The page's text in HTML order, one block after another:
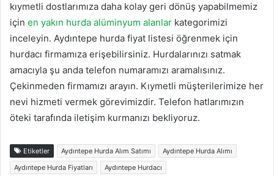
kıymetli dostlarımıza daha kolay geri dönüş yapabilmemiz
için en yakın hurda alüminyum alanlar kategorimizi
inceleyin. Aydıntepe hurda fiyat listesi öğrenmek için
hurdacı firmamıza erişebilirsiniz. Hurdalarınızı satmak
amacıyla şu anda telefon numaramızı aramalısınız.
Çekinmeden firmamızı arayın. Kıymetli müşterilerimize her
nevi hizmeti vermek görevimizdir. Telefon hatlarımızın
öteki tarafında iletişim kurmanızı bekliyoruz.
Etiketler Aydıntepe Hurda Alım Satımı
Aydıntepe Hurda Alımı
Aydıntepe Hurda Fiyatları
Aydıntepe Hurdacı